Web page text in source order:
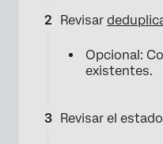
Revisar
Opcional:
existentes.
Revisar el